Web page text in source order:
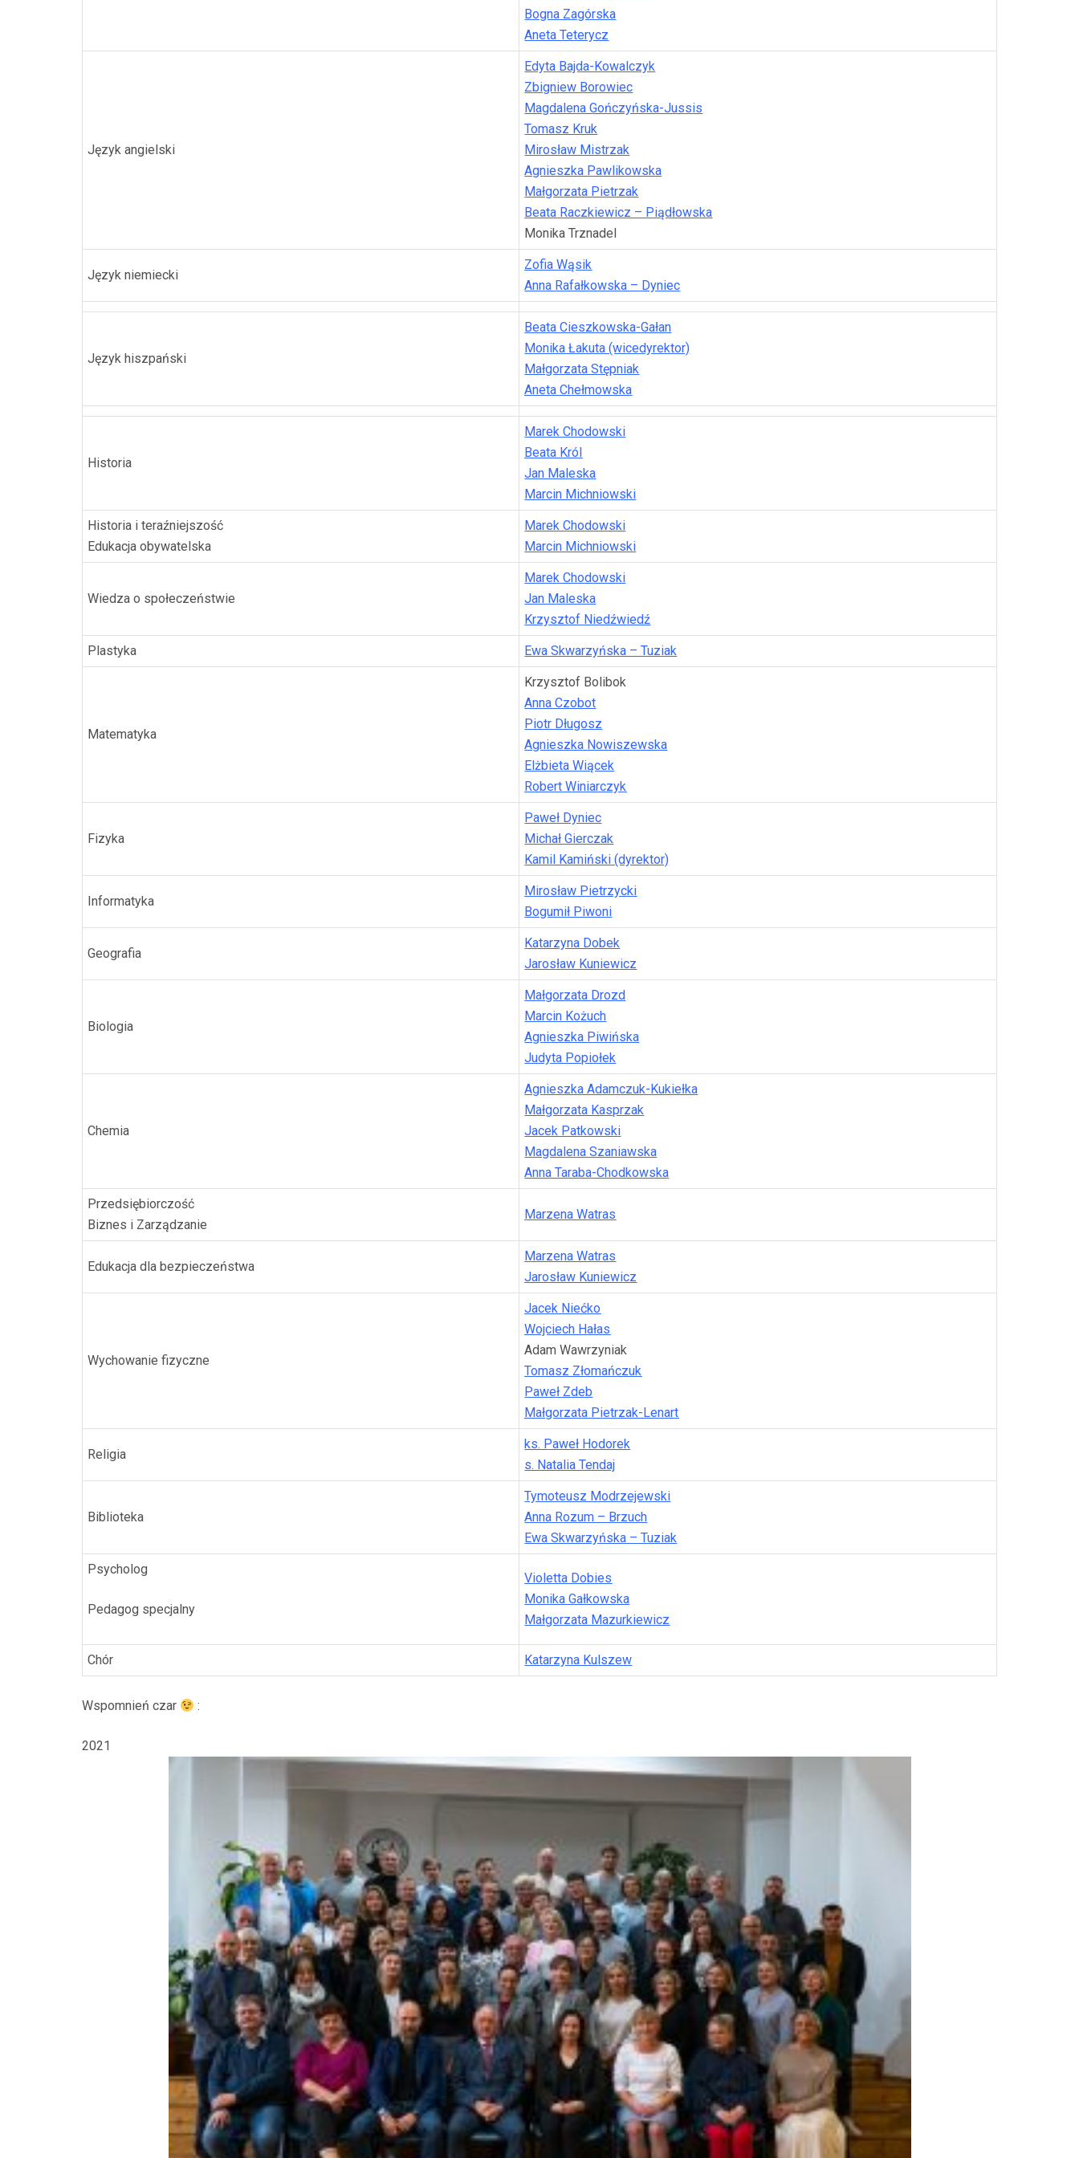
Bogna Zagórska
Aneta Teterycz
Język angielski
Edyta Bajda-Kowalczyk
Zbigniew Borowiec
Magdalena Gończyńska-Jussis
Tomasz Kruk
Mirosław Mistrzak
Agnieszka Pawlikowska
Małgorzata Pietrzak
Beata Raczkiewicz – Piądłowska
Monika Trznadel
Język niemiecki
Zofia Wąsik
Anna Rafałkowska – Dyniec
Język hiszpański
Beata Cieszkowska-Gałan
Monika Łakuta (wicedyrektor)
Małgorzata Stępniak
Aneta Chełmowska
Historia
Marek Chodowski
Beata Król
Jan Maleska
Marcin Michniowski
Historia i teraźniejszość
Edukacja obywatelska
Marek Chodowski
Marcin Michniowski
Wiedza o społeczeństwie
Marek Chodowski
Jan Maleska
Krzysztof Niedźwiedź
Plastyka Ewa Skwarzyńska – Tuziak
Matematyka
Krzysztof Bolibok
Anna Czobot
Piotr Długosz
Agnieszka Nowiszewska
Elżbieta Wiącek
Robert Winiarczyk
Fizyka
Paweł Dyniec
Michał Gierczak
Kamil Kamiński (dyrektor)
Informatyka
Mirosław Pietrzycki
Bogumił Piwoni
Geografia
Katarzyna Dobek
Jarosław Kuniewicz
Biologia
Małgorzata Drozd
Marcin Kożuch
Agnieszka Piwińska
Judyta Popiołek
Chemia
Agnieszka Adamczuk-Kukiełka
Małgorzata Kasprzak
Jacek Patkowski
Magdalena Szaniawska
Anna Taraba-Chodkowska
Przedsiębiorczość
Biznes i Zarządzanie
Marzena Watras
Edukacja dla bezpieczeństwa
Marzena Watras
Jarosław Kuniewicz
Wychowanie fizyczne
Jacek Niećko
Wojciech Hałas
Adam Wawrzyniak
Tomasz Złomańczuk
Paweł Zdeb
Małgorzata Pietrzak-Lenart
Religia
ks. Paweł Hodorek
s. Natalia Tendaj
Biblioteka
Tymoteusz Modrzejewski
Anna Rozum – Brzuch
Ewa Skwarzyńska – Tuziak
Psycholog
Pedagog specjalny
Violetta Dobies
Monika Gałkowska
Małgorzata Mazurkiewicz
Chór Katarzyna Kulszew
Wspomnień czar :
2021